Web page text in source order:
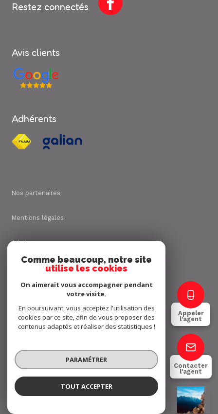
Yannick BRUEL
Appeler
l'agent
Contacter
l'agent
Restez connectés
Avis clients
Adhérents
Nos partenaires
Mentions légales
Admin
Nos honoraires
Cookies
© 2026 | Tous droits réservés
Réalisé par
Comme beaucoup, notre site
utilise les cookies
On aimerait vous accompagner pendant
votre visite.
En poursuivant, vous acceptez l'utilisation des
cookies par ce site, afin de vous proposer des
contenus adaptés et réaliser des statistiques !
PARAMÉTRER
TOUT ACCEPTER